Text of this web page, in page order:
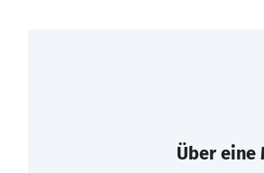
Über eine